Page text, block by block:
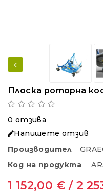
Плоска роторна
0 отзива
Напишете отзив
Производител
Код на продукта
1 152,00 € / 2